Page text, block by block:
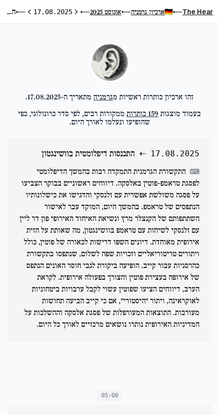
The Hear
⟵ ארכיון גרמניה⟵אוגוסט 2025 ⟵היום הקודם
17.08.2025 היום הבא
⟵ התכנסות דיפלומטית בוושינגטון
זהו ארכיון כותרות ראשיות מגרמניה מתאריך ה-17.08.2025
.
בעמוד מוצגות 159 כותרות ממקורות רבים, לפי סדר כרונולוגי, כפי
שהופיעו ונעלמו לאורך היום.
17.08.2025
⇠ התכנסות דיפלומטית בוושינגטון
⌨ התקשורת הגרמנית התמקדה רבות בהמשך הדיפלומטי
לפסגת טראמפ-פוטין באלסקה. דיווחים ראשוניים בבוקר הצביעו
על פסגה משולשת אפשרית עם זלנסקי והדגישו את כישלונותיו
הנתפסים של טראמפ. בהמשך היום, המוקד עבר לאישור
השתתפותם של הקנצלר מרץ ונשיאת האיחוד האירופי פון דר ליין
עם זלנסקי לשיחות עם טראמפ בוושינגטון, מה שאותת על חזית
אירופית מאוחדת. דיונים חשפו דרישות לכאורה של פוטין, כולל
ויתורים טריטוריאליים וזכויות שפה לשלום, שנתפסו בתקשורת
כהרסניות עבור קייב. הופיעה ביקורת לגבי חוסר האונים הנתפס
של אירופה בעצירת פוטין והצורך בפעולה אירופית. לקראת
הערב, דיווחים הציעו שפוטין עשוי לקבל ערבויות ביטחוניות
לאוקראינה, ויתור "היסטורי", אם כי קייב הביעה תחושות
מעורבות. התוצאות המעורפלות של פסגת אלסקה וההשלכות על
המדיניות האירופית נותרו נושאים מרכזיים לאורך כל היום.
05:00